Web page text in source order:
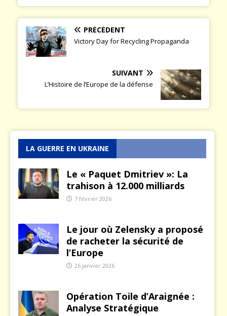
PRÉCÉDENT
Victory Day for Recycling Propaganda
SUIVANT
L’Histoire de l’Europe de la défense
LA GUERRE EN UKRAINE
Le « Paquet Dmitriev »: La
trahison à 12.000 milliards
7 février 2026
Le jour où Zelensky a proposé
de racheter la sécurité de
l’Europe
26 janvier 2026
Opération Toile d’Araignée :
Analyse Stratégique